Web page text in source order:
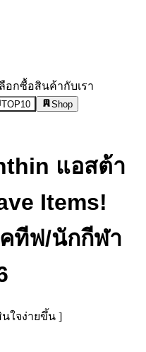
กซื้อสินค้ากับเรา
TOP10
Shop
แอสต้า
Items!
ทีฟ/นักกีฬา
ใจง่ายขึ้น ]